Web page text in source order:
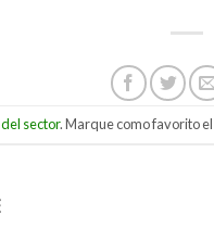
sector. Marque como favorito el